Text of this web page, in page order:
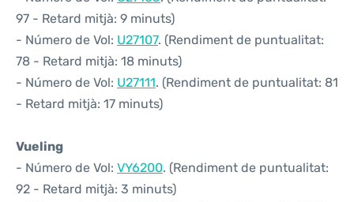
97 - Retard mitjà: 9 minuts)
- Número de Vol: U27107. (Rendiment de puntualitat:
78 - Retard mitjà: 18 minuts)
- Número de Vol: U27111. (Rendiment de puntualitat: 81
- Retard mitjà: 17 minuts)
Vueling
- Número de Vol: VY6200. (Rendiment de puntualitat:
92 - Retard mitjà: 3 minuts)